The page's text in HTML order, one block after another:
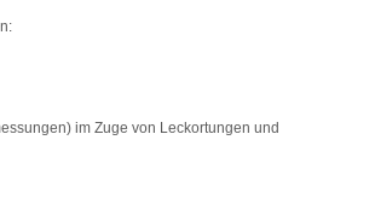
im Zuge von Leckortungen und